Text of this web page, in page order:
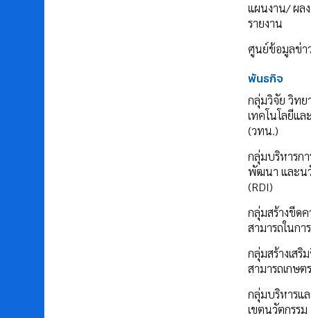
แผนงาน/ ผล
รายงาน
ศูนย์ข้อมูลข่า
พันธกิจ
กลุ่มวิจัย วิทย
เทคโนโลยีแล
(วทน.)
กลุ่มบริหารกา
พัฒนา และน
(RDI)
กลุ่มสร้างขีดค
สามารถในกา
กลุ่มสร้างเสริ
สามารถเกษ
กลุ่มบริหารแล
เขตนวัตกรรม